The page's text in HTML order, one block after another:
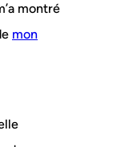
montré
mon